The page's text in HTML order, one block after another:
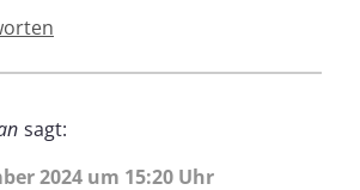
sagt:
2024 um 15:20 Uhr